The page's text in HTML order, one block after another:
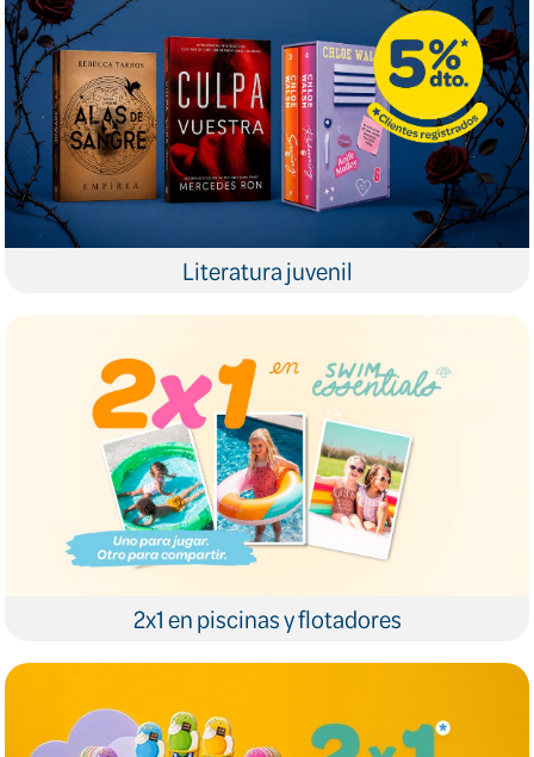
Literatura juvenil
2x1 en piscinas y flotadores